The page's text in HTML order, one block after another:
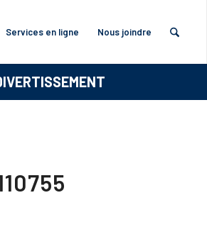
Services en ligne Nous joindre